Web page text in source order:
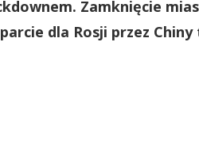
Zamknięcie
dla Rosji przez